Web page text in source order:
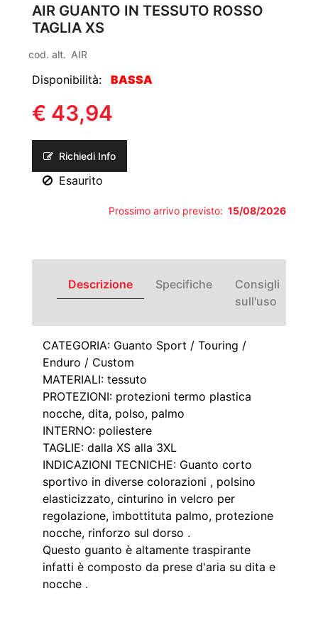
AIR GUANTO IN TESSUTO ROSSO
TAGLIA XS
cod. alt. AIR
Disponibilità: BASSA
€ 43,94
Richiedi Info
Esaurito
Prossimo arrivo previsto: 15/08/2026
Descrizione Specifiche
Consigli
sull'uso
CATEGORIA: Guanto Sport / Touring /
Enduro / Custom
MATERIALI: tessuto
PROTEZIONI: protezioni termo plastica
nocche, dita, polso, palmo
INTERNO: poliestere
TAGLIE: dalla XS alla 3XL
INDICAZIONI TECNICHE: Guanto corto
sportivo in diverse colorazioni , polsino
elasticizzato, cinturino in velcro per
regolazione, imbottituta palmo, protezione
nocche, rinforzo sul dorso .
Questo guanto è altamente traspirante
infatti è composto da prese d'aria su dita e
nocche .